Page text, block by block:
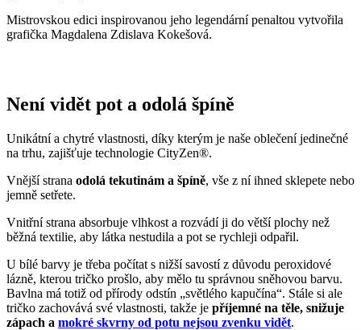
Mistrovskou edici inspirovanou jeho legendární penaltou vytvořila
grafička Magdalena Zdislava Kokešová.
Není vidět pot a odolá špíně
Unikátní a chytré vlastnosti, díky kterým je naše oblečení jedinečné
na trhu, zajišťuje technologie CityZen®.
Vnější strana odolá tekutinám a špíně, vše z ní ihned sklepete nebo
jemně setřete.
Vnitřní strana absorbuje vlhkost a rozvádí ji do větší plochy než
běžná textilie, aby látka nestudila a pot se rychleji odpařil.
U bílé barvy je třeba počítat s nižší savostí z důvodu peroxidové
lázně, kterou tričko prošlo, aby mělo tu správnou sněhovou barvu.
Bavlna má totiž od přírody odstín „světlého kapučína“. Stále si ale
tričko zachovává své vlastnosti, takže je příjemné na těle, snižuje
zápach a mokré skvrny od potu nejsou zvenku vidět.